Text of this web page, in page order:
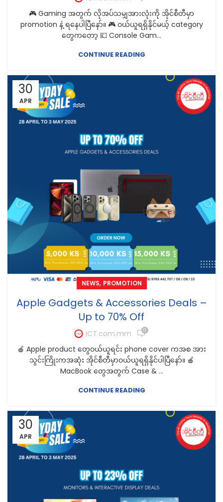
🎮 Gaming အတွက် လိုအပ်သမျှအားလုံးကို အိုင်စီတီမှာ
promotion နဲ့ ရနေပါပြီနော်။ 🎮 ဝယ်ယူရရှိနိုင်မယ့် category
တွေကတော့ 💷 Console Gam...
CONTINUE READING
30
APR
NEWS, PROMOTION
Apple Gadgets & Accessories Deals –
Up to 70% Off
ICT.com.mm 0
🍎 Apple product တွေဝယ်ယူရင်း phone cover ကအစ အား
သွင်းကြိုးကအဆုံး အိုင်စီတီမှာဝယ်ယူရရှိနိုင်ပါပြီနော်။ 🍎
MacBook တွေအတွက် Case & ...
CONTINUE READING
30
APR